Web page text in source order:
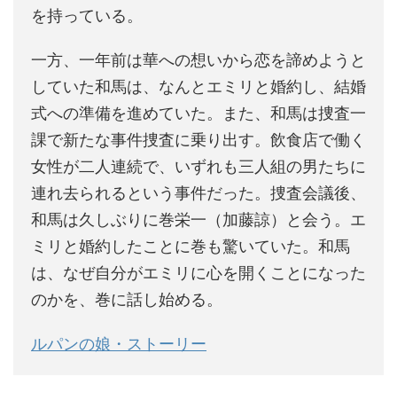
を持っている。
一方、一年前は華への想いから恋を諦めようと
していた和馬は、なんとエミリと婚約し、結婚
式への準備を進めていた。また、和馬は捜査一
課で新たな事件捜査に乗り出す。飲食店で働く
女性が二人連続で、いずれも三人組の男たちに
連れ去られるという事件だった。捜査会議後、
和馬は久しぶりに巻栄一（加藤諒）と会う。エ
ミリと婚約したことに巻も驚いていた。和馬
は、なぜ自分がエミリに心を開くことになった
のかを、巻に話し始める。
ルパンの娘・ストーリー